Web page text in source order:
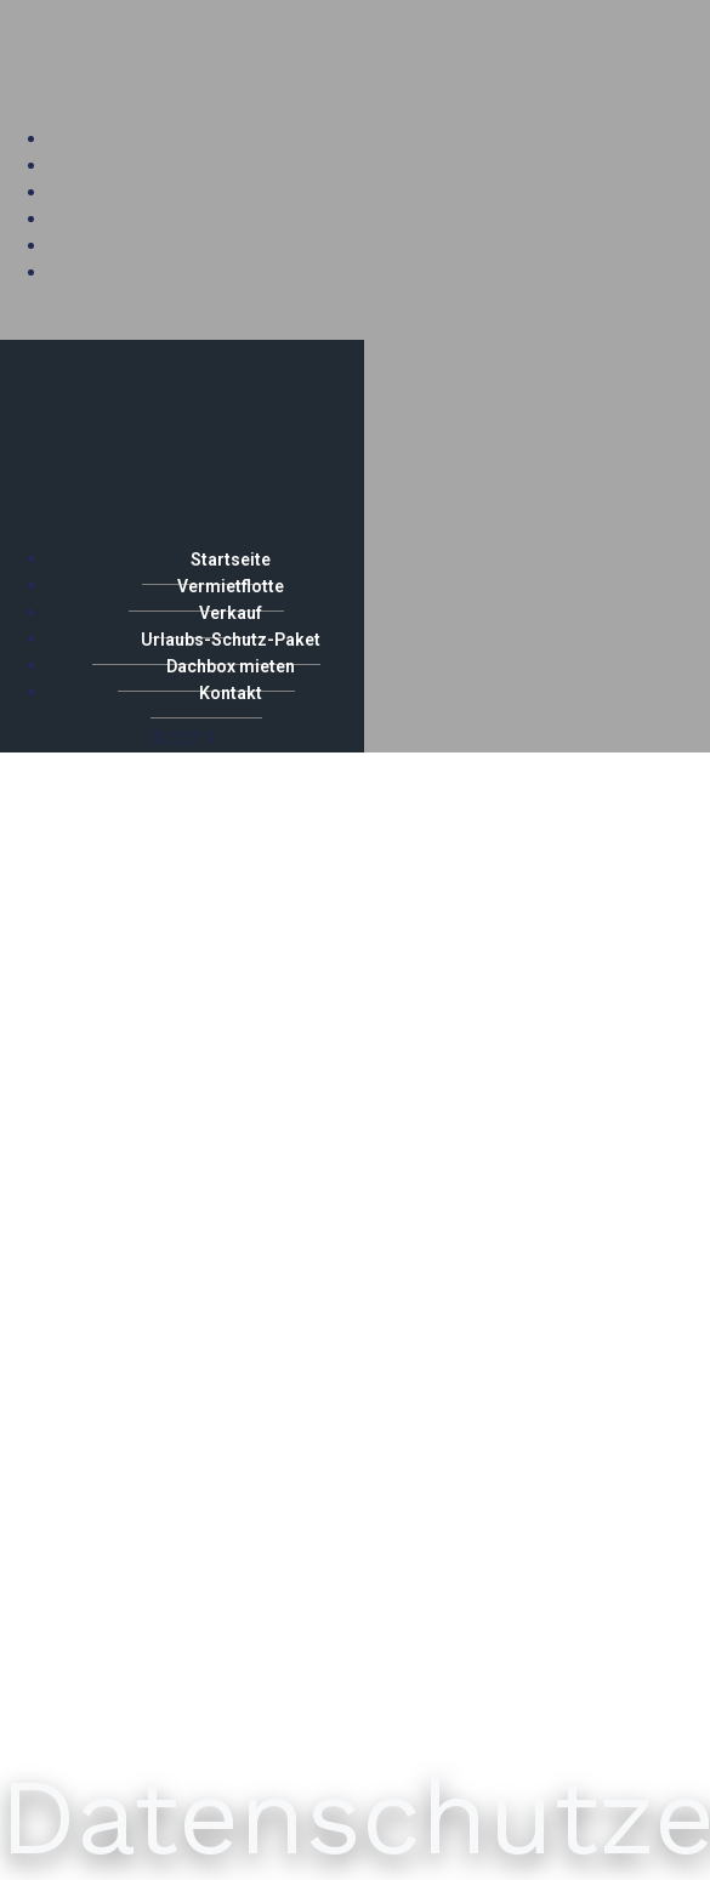
Startseite
Vermietflotte
Verkauf
Urlaubs-Schutz-Paket
Dachbox mieten
Kontakt
© 2019